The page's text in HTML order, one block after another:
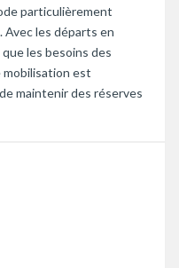
particulièrement
Avec les départs en
les besoins des
est
maintenir des réserves